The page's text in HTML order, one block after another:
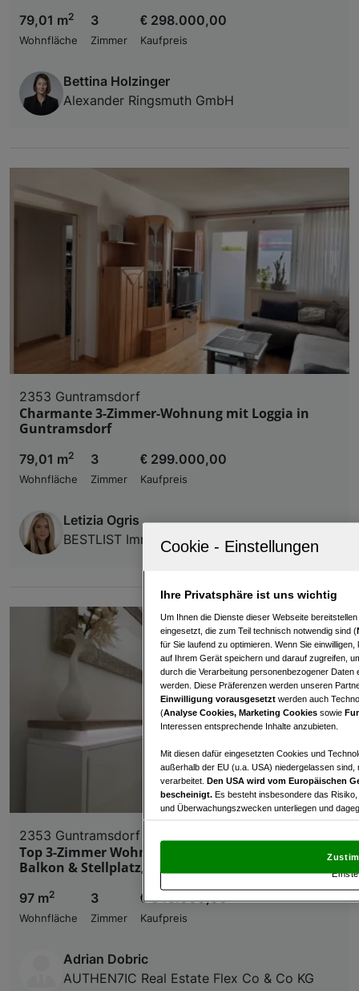
79,01 m2
Wohnfläche
3
Zimmer
€ 298.000,00
Kaufpreis
Bettina Holzinger
Alexander Ringsmuth GmbH
2353 Guntramsdorf
Charmante 3-Zimmer-Wohnung mit Loggia in
Guntramsdorf
79,01 m2
Wohnfläche
3
Zimmer
€ 299.000,00
Kaufpreis
Letizia Ogris
BESTLIST Immobilien GmbH
2353 Guntramsdorf
Top 3-Zimmer Wohnung in Guntramsdorf, 97m²,
Balkon & Stellplatz, €345.000
97 m2
Wohnfläche
3
Zimmer
€ 345.000,00
Kaufpreis
Adrian Dobric
AUTHEN7IC Real Estate Flex Co & Co KG
Ihre Privatsphäre ist uns wichtig
Um Ihnen die Dienste dieser Webseite
eingesetzt, die zum Teil technisch notwendig sind (
für Sie laufend zu optimieren. Wenn Sie
auf Ihrem Gerät speichern und darauf zugreifen,
durch die Verarbeitung personenbezogener
werden. Diese Präferenzen werden unseren
Einwilligung vorausgesetzt werden auch
(Analyse Cookies, Marketing Cookies sowie
Interessen entsprechende Inhalte anzubieten.
Mit diesen dafür eingesetzten Cookies und
außerhalb der EU (u.a. USA) niedergelassen
verarbeitet. Den USA wird vom Europäischen
bescheinigt. Es besteht insbesondere das
und Überwachungszwecken unterliegen und
und Widerspruch gegen die Verarbeitung auf der
„Cookie Einstellungen“, die sich auf jeder Seite
Wir und unsere Partner verarbeiten
und der Performance von Inhalten,